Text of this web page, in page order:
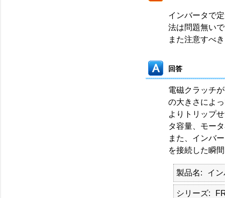
インバータで
法は問題無い
また注意すべ
回答
電磁クラッチ
の大きさによ
よりトリップ
タ容量、モー
また、インバ
を接続した瞬
製品名 イ
シリーズ